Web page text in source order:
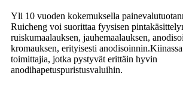
Yli 10 vuoden kokemuksella
Ruicheng voi suorittaa fyysisen
ruiskumaalauksen, jauhemaalauksen,
kromauksen, erityisesti
toimittajia, jotka pystyvät erittäin hyvin
anodihapetuspuristusvaluihin.